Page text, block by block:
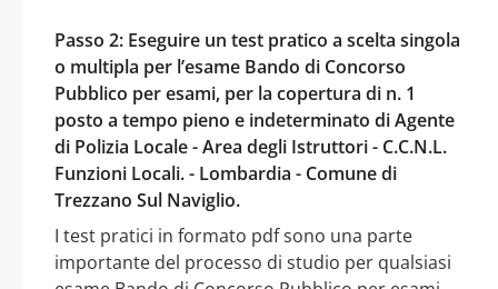
Passo 2: Eseguire un test pratico a scelta singola
o multipla per l’esame Bando di Concorso
Pubblico per esami, per la copertura di n. 1
posto a tempo pieno e indeterminato di Agente
di Polizia Locale - Area degli Istruttori - C.C.N.L.
Funzioni Locali. - Lombardia - Comune di
Trezzano Sul Naviglio.
I test pratici in formato pdf sono una parte
importante del processo di studio per qualsiasi